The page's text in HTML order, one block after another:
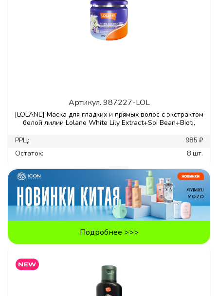
Артикул. 987227-LOL
[LOLANE] Маска для гладких и прямых волос с экстрактом
белой лилии Lolane White Lily Extract+Soi Bean+Bioti,
РРЦ:
985 ₽
Остаток:
8 шт.
Подробнее >>>